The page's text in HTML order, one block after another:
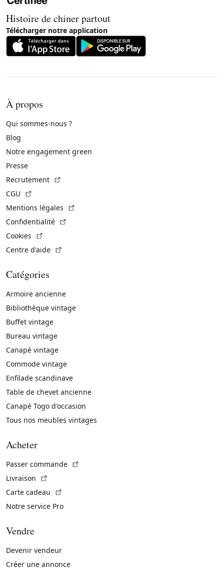
Histoire de chiner partout
Télécharger notre application
À propos
Qui sommes-nous ?
Blog
Notre engagement green
Presse
Recrutement
CGU
Mentions légales
Confidentialité
Cookies
Centre d'aide
Catégories
Armoire ancienne
Bibliothèque vintage
Buffet vintage
Bureau vintage
Canapé vintage
Commode vintage
Enfilade scandinave
Table de chevet ancienne
Canapé Togo d'occasion
Tous nos meubles vintages
Acheter
Passer commande
Livraison
Carte cadeau
Notre service Pro
Vendre
Devenir vendeur
Créer une annonce